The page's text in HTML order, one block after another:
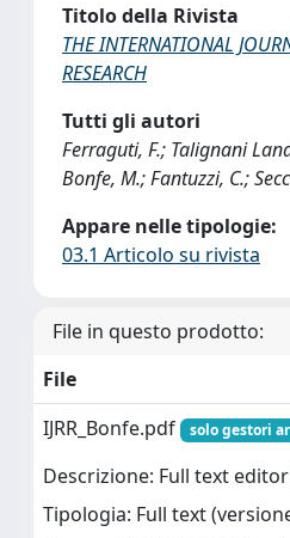
Titolo della Rivista
THE INTERNATIONAL
RESEARCH
Tutti gli autori
Ferraguti, F.; Talignani
Bonfe, M.; Fantuzzi, C.;
Appare nelle tipologie:
03.1 Articolo su rivista
File in questo prodotto:
File
IJRR_Bonfe.pdf
solo gestori
Descrizione: Full text
Tipologia: Full text